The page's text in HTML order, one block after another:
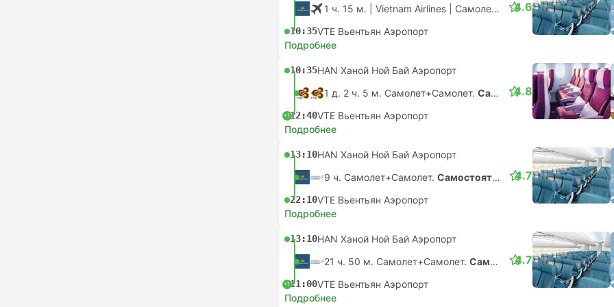
1 ч. 15 м. | Vietnam Airlines Самолет #VN921 |Эконом
10:35VTE Вьентьян Аэропорт
4.6
Подробнее
10:35HAN Ханой Ной Бай Аэропорт
1 д. 2 ч. 5 м. Самолет+Самолет. Самостоятельная пересадка
+112:40VTE Вьентьян Аэропорт
4.8
Подробнее
13:10HAN Ханой Ной Бай Аэропорт
9 ч. Самолет+Самолет. Самостоятельная пересадка
22:10VTE Вьентьян Аэропорт
4.7
Подробнее
13:10HAN Ханой Ной Бай Аэропорт
21 ч. 50 м. Самолет+Самолет. Самостоятельная пересадка
+111:00VTE Вьентьян Аэропорт
4.7
Подробнее